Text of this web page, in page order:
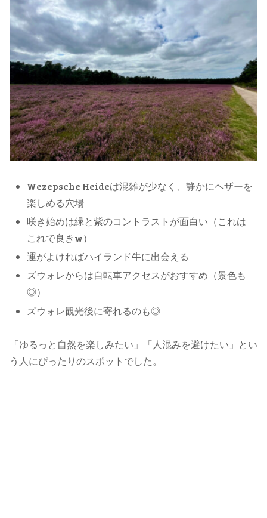
Wezepsche Heideは混雑が少なく、静かにヘザーを
楽しめる穴場
咲き始めは緑と紫のコントラストが面白い（これは
これで良きw）
運がよければハイランド牛に出会える
ズウォレからは自転車アクセスがおすすめ（景色も
◎）
ズウォレ観光後に寄れるのも◎
「ゆるっと自然を楽しみたい」「人混みを避けたい」とい
う人にぴったりのスポットでした。